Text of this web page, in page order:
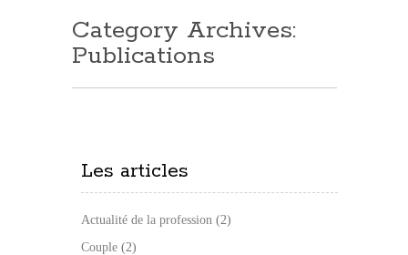
Category Archives:
Publications
Les articles
Actualité de la profession (2)
Couple (2)